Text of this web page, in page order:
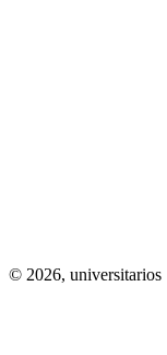
© 2026, universitarios